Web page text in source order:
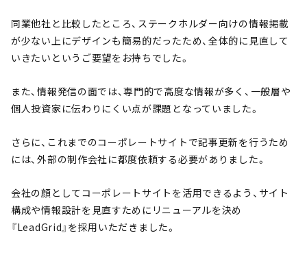
同業他社と比較したところ、ステークホルダー向けの情報掲載
が少ない上にデザインも簡易的だったため、全体的に見直して
いきたいというご要望をお持ちでした。
また、情報発信の面では、専門的で高度な情報が多く、一般層や
個人投資家に伝わりにくい点が課題となっていました。
さらに、これまでのコーポレートサイトで記事更新を行うため
には、外部の制作会社に都度依頼する必要がありました。
会社の顔としてコーポレートサイトを活用できるよう、サイト
構成や情報設計を見直すためにリニューアルを決め
『LeadGrid』を採用いただきました。